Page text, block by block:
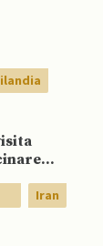
Iran